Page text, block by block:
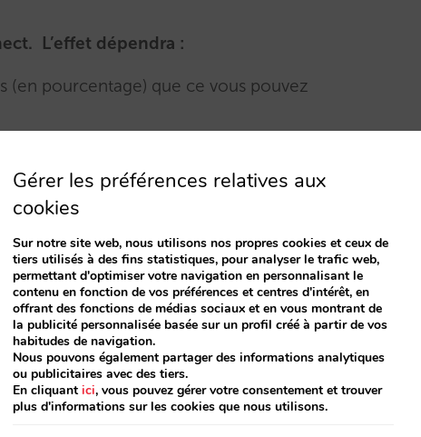
L’effet dépendra :
(en pourcentage) que ce vous pouvez
réduirez le coût de la distribution
ventes des OTA (20% de commission
vente directe. Pour chaque réservation
entre 1 et 6%.
ventes n’augmenteront pas mais vous
rentables. C’est-à-dire que vous ne
Gérer les préférences relatives aux
cookies
Sur notre site web, nous utilisons nos propres cookies et ceux de
tiers utilisés à des fins statistiques, pour analyser le trafic web,
permettant d'optimiser votre navigation en personnalisant le
contenu en fonction de vos préférences et centres d'intérêt, en
offrant des fonctions de médias sociaux et en vous montrant de
la publicité personnalisée basée sur un profil créé à partir de vos
habitudes de navigation.
Nous pouvons également partager des informations analytiques
ou publicitaires avec des tiers.
En cliquant ici, vous pouvez gérer votre consentement et trouver
plus d'informations sur les cookies que nous utilisons.